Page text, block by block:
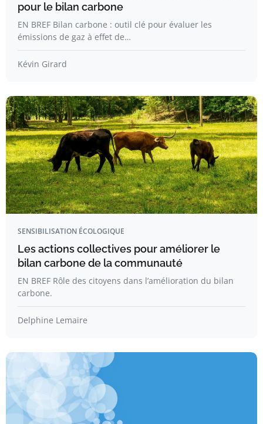
pour le bilan carbone
EN BREF Bilan carbone : outil clé pour évaluer les
émissions de gaz à effet de…
Kévin Girard
SENSIBILISATION ÉCOLOGIQUE
Les actions collectives pour améliorer le
bilan carbone de la communauté
EN BREF Rôle des citoyens dans l’amélioration du bilan
carbone.
Delphine Lemaire